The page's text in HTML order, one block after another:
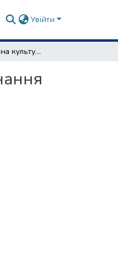
Увійти
Народна пісенна культура як феномен культурологічного знання